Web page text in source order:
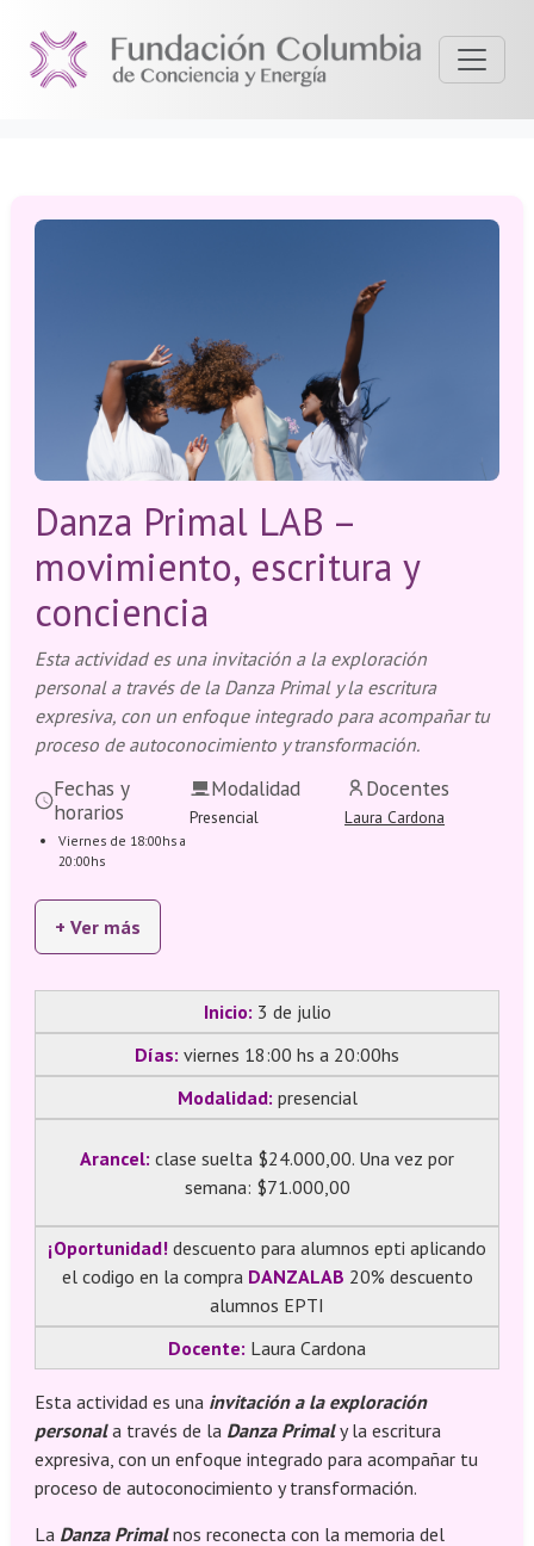
Danza Primal LAB –
movimiento, escritura y
conciencia
Esta actividad es una invitación a la exploración
personal a través de la Danza Primal y la escritura
expresiva, con un enfoque integrado para acompañar tu
proceso de autoconocimiento y transformación.
Fechas y
horarios
Viernes de 18:00hs a
20:00hs
Modalidad
Presencial
Docentes
Laura Cardona
+ Ver más
Inicio: 3 de julio
Días: viernes 18:00 hs a 20:00hs
Modalidad: presencial
Arancel: clase suelta $24.000,00. Una vez por
semana: $71.000,00
¡Oportunidad! descuento para alumnos epti aplicando
el codigo en la compra DANZALAB 20% descuento
alumnos EPTI
Docente: Laura Cardona
Esta actividad es una invitación a la exploración
personal a través de la Danza Primal y la escritura
expresiva, con un enfoque integrado para acompañar tu
proceso de autoconocimiento y transformación.
La Danza Primal nos reconecta con la memoria del